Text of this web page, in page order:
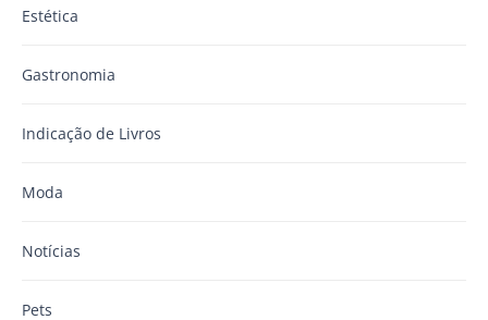
Estética
Gastronomia
Indicação de Livros
Moda
Notícias
Pets